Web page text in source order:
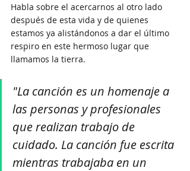
Habla sobre el acercarnos al otro lado
después de esta vida y de quienes
estamos ya alistándonos a dar el último
respiro en este hermoso lugar que
llamamos la tierra.
"La canción es un homenaje a
las personas y profesionales
que realizan trabajo de
cuidado. La canción fue escrita
mientras trabajaba en un